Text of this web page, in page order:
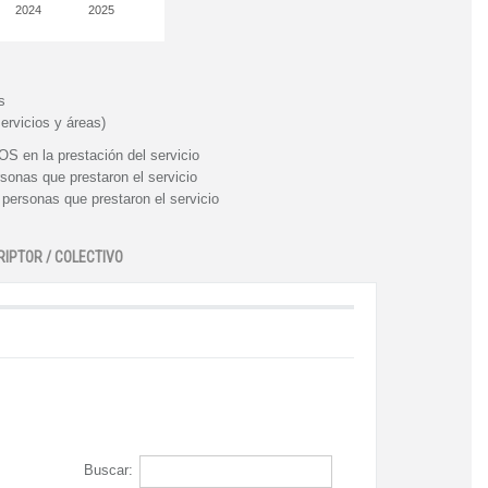
2024 2025
y áreas)
en la prestación del servicio
que prestaron el servicio
que prestaron el servicio
/ COLECTIVO
Buscar: